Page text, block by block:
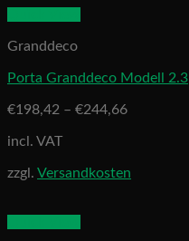
Granddeco
Porta Granddeco Modell 2.3
€198,42 – €244,66
incl. VAT
zzgl. Versandkosten